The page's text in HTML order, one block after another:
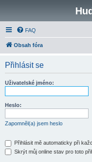
FAQ
Obsah fóra
Přihlásit se
Uživatelské jméno:
Heslo:
Zapomněl(a) jsem heslo
Přihlásit mě automaticky při
Skrýt můj online stav pro toto